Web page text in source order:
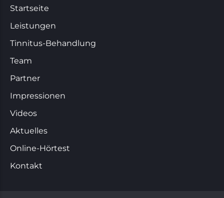
Startseite
Leistungen
Tinnitus-Behandlung
Team
Partner
Impressionen
Videos
Aktuelles
Online-Hörtest
Kontakt